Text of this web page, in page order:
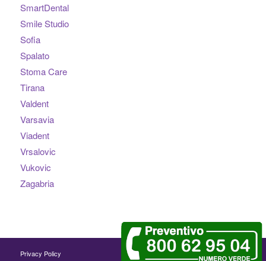
SmartDental
Smile Studio
Sofia
Spalato
Stoma Care
Tirana
Valdent
Varsavia
Viadent
Vrsalovic
Vukovic
Zagabria
Privacy Policy